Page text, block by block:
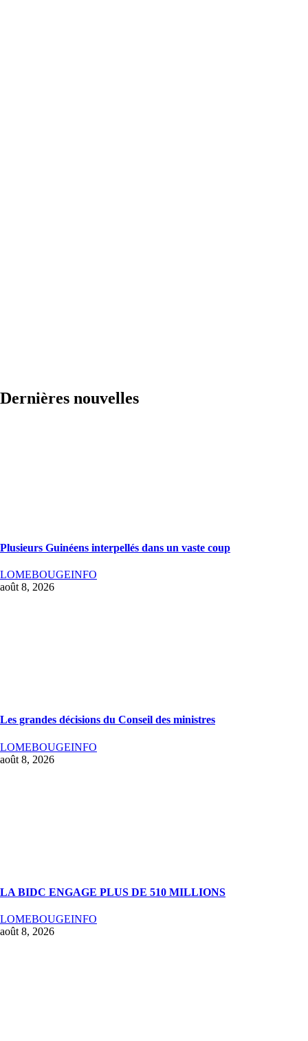
Dernières nouvelles
Plusieurs Guinéens interpellés dans un vaste coup
LOMEBOUGEINFO
août 8, 2026
Les grandes décisions du Conseil des ministres
LOMEBOUGEINFO
août 8, 2026
LA BIDC ENGAGE PLUS DE 510 MILLIONS
LOMEBOUGEINFO
août 8, 2026